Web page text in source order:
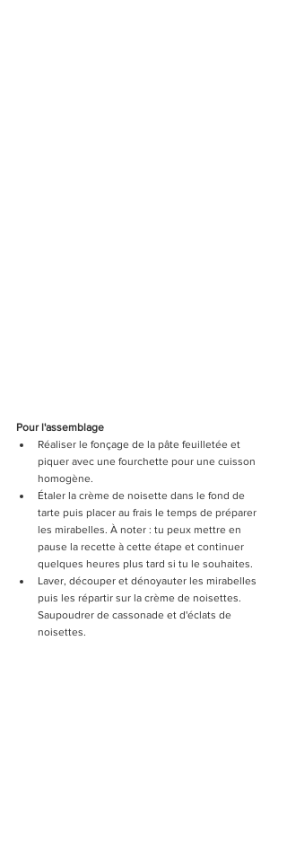
Pour l'assemblage
Réaliser le fonçage de la pâte feuilletée et
piquer avec une fourchette pour une cuisson
homogène.
Étaler la crème de noisette dans le fond de
tarte puis placer au frais le temps de préparer
les mirabelles. À noter : tu peux mettre en
pause la recette à cette étape et continuer
quelques heures plus tard si tu le souhaites.
Laver, découper et dénoyauter les mirabelles
puis les répartir sur la crème de noisettes.
Saupoudrer de cassonade et d'éclats de
noisettes.